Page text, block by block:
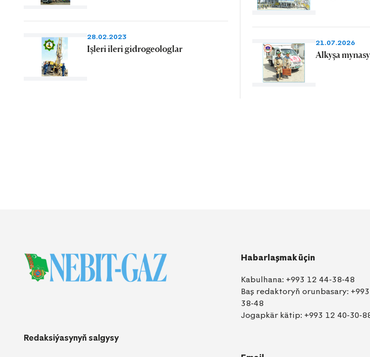
28.02.2023
Işleri ileri gidrogeologlar
21.07.2026
Alkyşa
Redaksiýasynyň salgysy
Habarlaşmak üçin
Kabulhana: +993 12 44-38-48
Baş redaktoryň orunbasary:
38-48
Jogapkär kätip: +993 12 40-30-